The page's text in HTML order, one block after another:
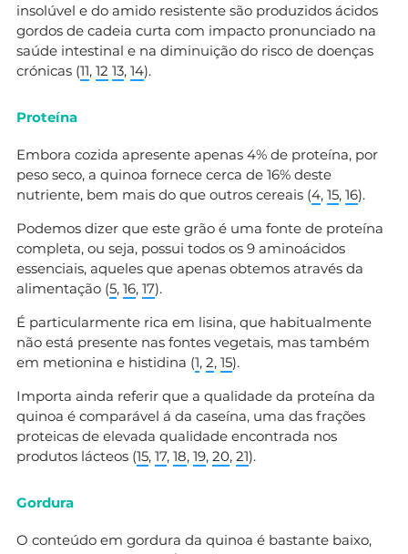
insolúvel e do amido resistente são produzidos ácidos
gordos de cadeia curta com impacto pronunciado na
saúde intestinal e na diminuição do risco de doenças
crónicas (11, 12 13, 14).
Proteína
Embora cozida apresente apenas 4% de proteína, por
peso seco, a quinoa fornece cerca de 16% deste
nutriente, bem mais do que outros cereais (4, 15, 16).
Podemos dizer que este grão é uma fonte de proteína
completa, ou seja, possui todos os 9 aminoácidos
essenciais, aqueles que apenas obtemos através da
alimentação (5, 16, 17).
É particularmente rica em lisina, que habitualmente
não está presente nas fontes vegetais, mas também
em metionina e histidina (1, 2, 15).
Importa ainda referir que a qualidade da proteína da
quinoa é comparável á da caseína, uma das frações
proteicas de elevada qualidade encontrada nos
produtos lácteos (15, 17, 18, 19, 20, 21).
Gordura
O conteúdo em gordura da quinoa é bastante baixo,